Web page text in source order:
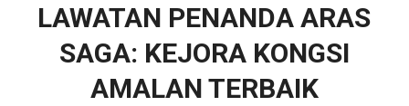
LAWATAN PENANDA ARAS
SAGA: KEJORA KONGSI
AMALAN TERBAIK